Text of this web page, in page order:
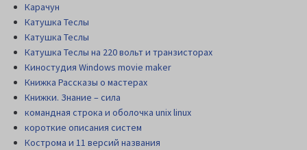
Карачун
Катушка Теслы
Катушка Теслы
Катушка Теслы на 220 вольт и транзисторах
Киностудия Windows movie maker
Книжка Рассказы о мастерах
Книжки. Знание – сила
командная строка и оболочка unix linux
короткие описания систем
Кострома и 11 версий названия